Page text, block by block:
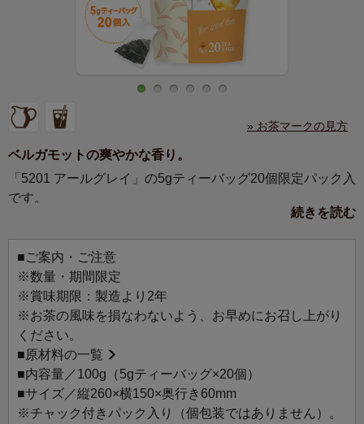
» お茶マークの見方
ベルガモットの爽やかな香り。
「5201 アールグレイ」の5gティーバッグ20個限定パック入
です。
手作りアイスティーをたっぷり飲みたい時や、お客様をお
いしいアイスティーでおもてなしする時におすすめです。
ティーバッグをポンと入れるだけで、手軽においしいアイ
スティーができあがります。
気分や好みによってお選びいただけるように、人気のお茶
を9種類ご用意しました。
今年の夏はおいしいアイスティーをお楽しみください。
ルピシアのリーフ柄を散らしたデザインは、暮らしの中に
もなじみます。ご自宅用はもちろん気軽なギフトにもおす
すめです。
続きを読む
■ご案内・ご注意
※数量・期間限定
※賞味期限：製造より2年
※お茶の風味を損なわないよう、お早めにお召し上がり
ください。
■原材料の一覧
■内容量／100g（5gティーバッグ×20個）
■サイズ／縦260×横150×奥行き60mm
※チャック付きパック入り（個包装ではありません）。